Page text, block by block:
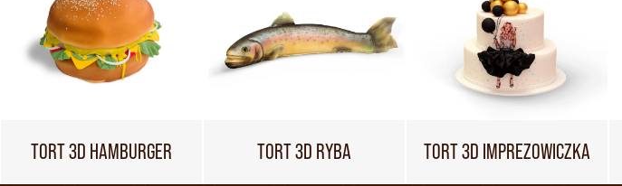
TORT 3D HAMBURGER TORT 3D RYBA TORT 3D IMPREZOWICZKA